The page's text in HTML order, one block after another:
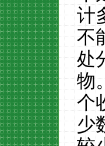
计
不
处
物
个
少